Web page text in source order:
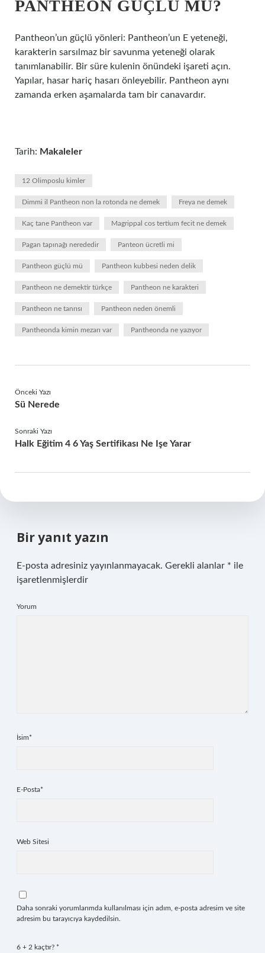
PANTHEON GÜÇLÜ MÜ?
Pantheon’un güçlü yönleri: Pantheon’un E yeteneği,
karakterin sarsılmaz bir savunma yeteneği olarak
tanımlanabilir. Bir süre kulenin önündeki işareti açın.
Yapılar, hasar hariç hasarı önleyebilir. Pantheon aynı
zamanda erken aşamalarda tam bir canavardır.
Tarih: Makaleler
12 Olimposlu kimler
Dimmi il Pantheon non la rotonda ne demek Freya ne demek
Kaç tane Pantheon var Magrippal cos tertium fecit ne demek
Pagan tapınağı nerededir Panteon ücretli mi
Pantheon güçlü mü Pantheon kubbesi neden delik
Pantheon ne demektir türkçe Pantheon ne karakteri
Pantheon ne tanrısı Pantheon neden önemli
Pantheonda kimin mezarı var Pantheonda ne yazıyor
Önceki Yazı
Sü Nerede
Sonraki Yazı
Halk Eğitim 4 6 Yaş Sertifikası Ne Işe Yarar
Bir yanıt yazın
E-posta adresiniz yayınlanmayacak. Gerekli alanlar * ile
işaretlenmişlerdir
Yorum
İsim*
E-Posta*
Web Sitesi
Daha sonraki yorumlarımda kullanılması için adım, e-posta adresim ve site
adresim bu tarayıcıya kaydedilsin.
6 + 2 kaçtır? *